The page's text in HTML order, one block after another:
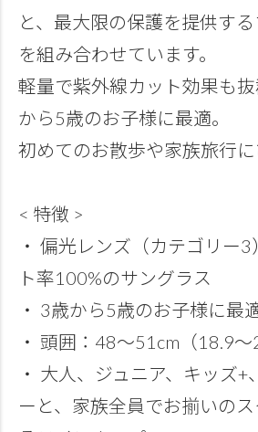
と、最大限の保護を提供す
を組み合わせています。
軽量で紫外線カット効果も
から5歳のお子様に最適。
初めてのお散歩や家族旅行に
< 特徴 >
・ 偏光レンズ（カテゴリー
ト率100%のサングラス
・ 3歳から5歳のお子様に最
・ 頭囲：48～51cm（18.9～
・ 大人、ジュニア、キッズ+
ーと、家族全員でお揃いの